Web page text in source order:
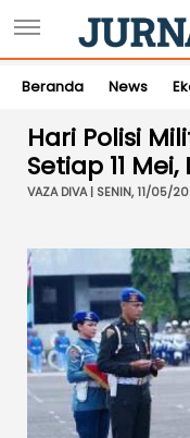
Beranda News
Hari Polisi
Setiap 11
VAZA DIVA | SENIN, 11/05/